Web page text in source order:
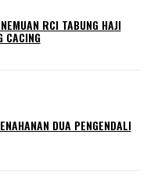
RCI TABUNG HAJI
CACING
DUA PENGENDALI